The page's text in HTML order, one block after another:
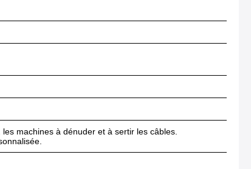
machines à dénuder et à sertir les câbles.